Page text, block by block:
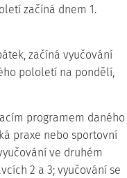
začíná dnem 1.
začíná vyučování
pololetí na pondělí,
programem daného
praxe nebo sportovní
ve druhém
2 a 3; vyučování se